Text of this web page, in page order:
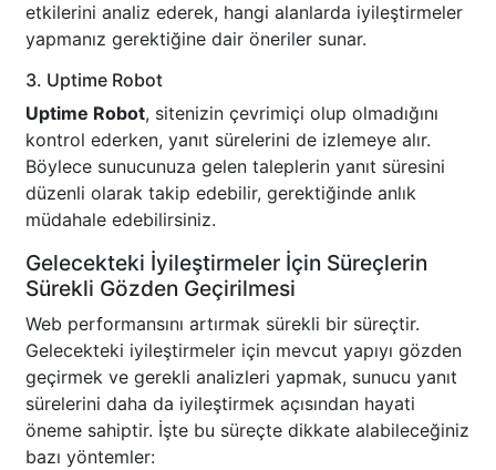
etkilerini analiz ederek, hangi alanlarda iyileştirmeler
yapmanız gerektiğine dair öneriler sunar.
3. Uptime Robot
Uptime Robot, sitenizin çevrimiçi olup olmadığını
kontrol ederken, yanıt sürelerini de izlemeye alır.
Böylece sunucunuza gelen taleplerin yanıt süresini
düzenli olarak takip edebilir, gerektiğinde anlık
müdahale edebilirsiniz.
Gelecekteki İyileştirmeler İçin Süreçlerin
Sürekli Gözden Geçirilmesi
Web performansını artırmak sürekli bir süreçtir.
Gelecekteki iyileştirmeler için mevcut yapıyı gözden
geçirmek ve gerekli analizleri yapmak, sunucu yanıt
sürelerini daha da iyileştirmek açısından hayati
öneme sahiptir. İşte bu süreçte dikkate alabileceğiniz
bazı yöntemler: